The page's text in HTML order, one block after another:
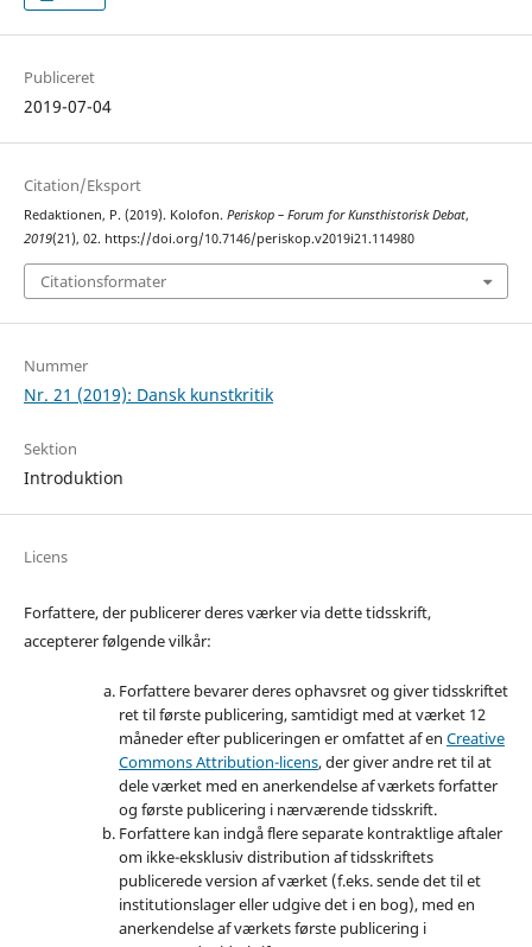
Publiceret
2019-07-04
Citation/Eksport
Redaktionen, P. (2019). Kolofon. Periskop – Forum for Kunsthistorisk Debat,
2019(21), 02. https://doi.org/10.7146/periskop.v2019i21.114980
Citationsformater
Nummer
Nr. 21 (2019): Dansk kunstkritik
Sektion
Introduktion
Licens
Forfattere, der publicerer deres værker via dette tidsskrift,
accepterer følgende vilkår:
Forfattere bevarer deres ophavsret og giver tidsskriftet
ret til første publicering, samtidigt med at værket 12
måneder efter publiceringen er omfattet af en Creative
Commons Attribution-licens, der giver andre ret til at
dele værket med en anerkendelse af værkets forfatter
og første publicering i nærværende tidsskrift.
Forfattere kan indgå flere separate kontraktlige aftaler
om ikke-eksklusiv distribution af tidsskriftets
publicerede version af værket (f.eks. sende det til et
institutionslager eller udgive det i en bog), med en
anerkendelse af værkets første publicering i